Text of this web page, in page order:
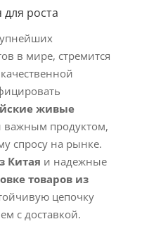
для роста
в мире, стремится
живые
важным продуктом,
спросу на рынке.
Китая и надежные
товаров из
цепочку
с доставкой.